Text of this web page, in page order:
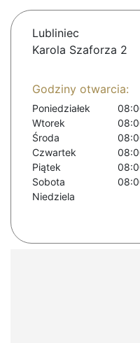
Lubliniec
Karola Szaforza 2
Godziny otwarcia:
Poniedziałek
Wtorek
Środa
Czwartek
Piątek
Sobota
Niedziela